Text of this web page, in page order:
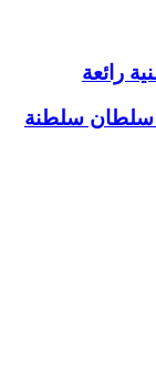
سلطان سلطنة